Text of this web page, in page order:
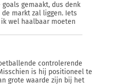
gemaakt, dus denk
markt zal liggen. Iets
wel haalbaar moeten
controlerende
is hij positioneel te
grote waarde zijn bij het